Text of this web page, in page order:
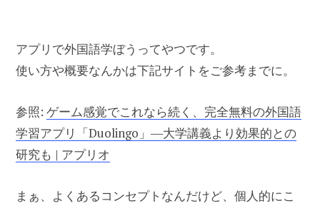
アプリで外国語学ぼうってやつです。
使い方や概要なんかは下記サイトをご参考までに。
参照: ゲーム感覚でこれなら続く、完全無料の外国語
学習アプリ「Duolingo」―大学講義より効果的との
研究も | アプリオ
まぁ、よくあるコンセプトなんだけど、個人的にこ